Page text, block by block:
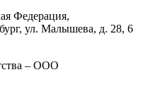
Федерация,
, ул. Малышева, д. 28, 6
– ООО